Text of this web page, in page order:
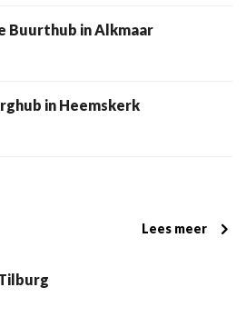
Buurthub in Alkmaar
in Heemskerk
Lees meer